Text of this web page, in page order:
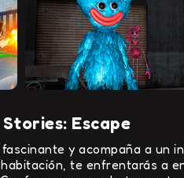
Escape
y acompaña a un
te enfrentarás a